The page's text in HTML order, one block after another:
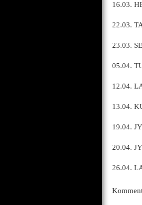
16.03.
22.03.
23.03.
05.04.
12.04.
13.04.
19.04.
20.04.
26.04.